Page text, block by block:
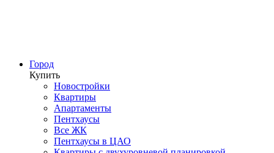
Город
Купить
Новостройки
Квартиры
Апартаменты
Пентхаусы
Все ЖК
Пентхаусы в ЦАО